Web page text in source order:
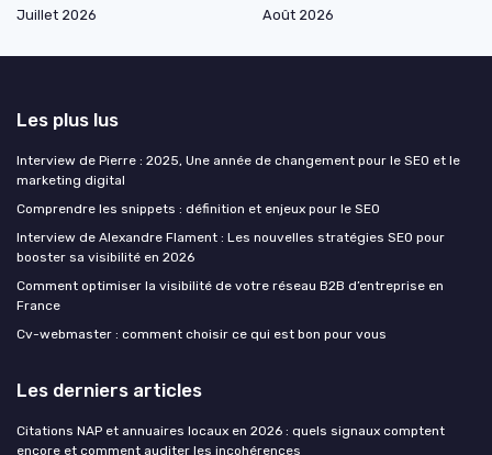
Juillet 2026
Août 2026
Les plus lus
Interview de Pierre : 2025, Une année de changement pour le SEO et le
marketing digital
Comprendre les snippets : définition et enjeux pour le SEO
Interview de Alexandre Flament : Les nouvelles stratégies SEO pour
booster sa visibilité en 2026
Comment optimiser la visibilité de votre réseau B2B d’entreprise en
France
Cv-webmaster : comment choisir ce qui est bon pour vous
Les derniers articles
Citations NAP et annuaires locaux en 2026 : quels signaux comptent
encore et comment auditer les incohérences